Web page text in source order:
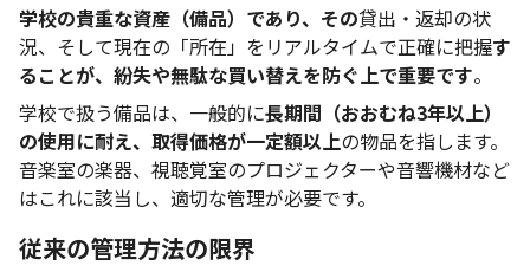
学校の貴重な資産（備品）であり、その貸出・返却の状
況、そして現在の「所在」をリアルタイムで正確に把握す
ることが、紛失や無駄な買い替えを防ぐ上で重要です。
学校で扱う備品は、一般的に長期間（おおむね3年以上）
の使用に耐え、取得価格が一定額以上の物品を指します。
音楽室の楽器、視聴覚室のプロジェクターや音響機材など
はこれに該当し、適切な管理が必要です。
従来の管理方法の限界